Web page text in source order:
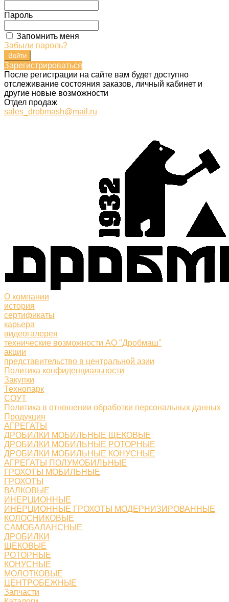
Пароль
Запомнить меня
Забыли пароль?
Зарегистрироваться
После регистрации на сайте вам будет доступно
отслеживание состояния заказов, личный кабинет и
другие новые возможности
Отдел продаж
sales_drobmash@mail.ru
О компании
история
сертификаты
карьера
видеогалерея
технические возможности АО "Дробмаш"
акции
представительство в центральной азии
Политика конфиденциальности
Закупки
Технопарк
СОУТ
Политика в отношении обработки персональных данных
Продукция
АГРЕГАТЫ
ДРОБИЛКИ МОБИЛЬНЫЕ ЩЕКОВЫЕ
ДРОБИЛКИ МОБИЛЬНЫЕ РОТОРНЫЕ
ДРОБИЛКИ МОБИЛЬНЫЕ КОНУСНЫЕ
АГРЕГАТЫ ПОЛУМОБИЛЬНЫЕ
ГРОХОТЫ МОБИЛЬНЫЕ
ГРОХОТЫ
ВАЛКОВЫЕ
ИНЕРЦИОННЫЕ
ИНЕРЦИОННЫЕ ГРОХОТЫ МОДЕРНИЗИРОВАННЫЕ
КОЛОСНИКОВЫЕ
САМОБАЛАНСНЫЕ
ДРОБИЛКИ
ЩЕКОВЫЕ
РОТОРНЫЕ
КОНУСНЫЕ
МОЛОТКОВЫЕ
ЦЕНТРОБЕЖНЫЕ
Запчасти